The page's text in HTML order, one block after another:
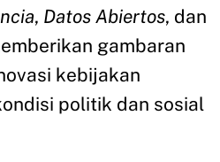
, Datos Abiertos, dan
gambaran
kebijakan
politik dan sosial